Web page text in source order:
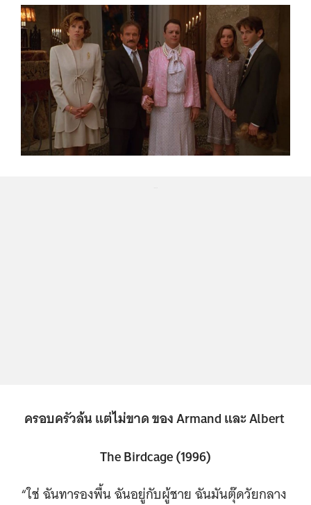
ครอบครัวล้น แต่ไม่ขาด ของ Armand และ Albert
The Birdcage (1996)
“ใช่ ฉันทารองพื้น ฉันอยู่กับผู้ชาย ฉันมันตุ๊ดวัยกลาง